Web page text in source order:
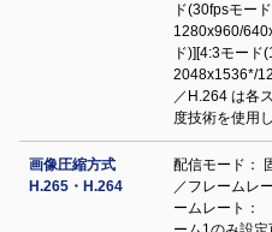
ド(30fpsモー
1280x960/
ド)][4:3モード
2048x1536*/
／H.264 は各
度技術を使用
画像圧縮方式
H.265・H.264
配信モード：
／フレームレ
ームレート：